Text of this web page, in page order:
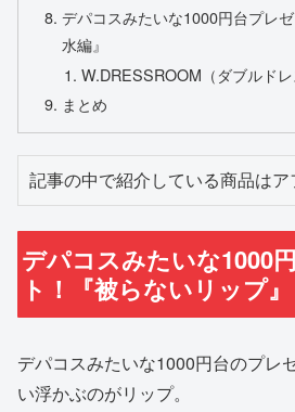
デパコスみたいな1000円台プレ
水編』
W.DRESSROOM（ダブルドレ
まとめ
記事の中で紹介している商品は
デパコスみたいな1000
ト！『被らないリップ』
デパコスみたいな1000円台のプレ
い浮かぶのがリップ。